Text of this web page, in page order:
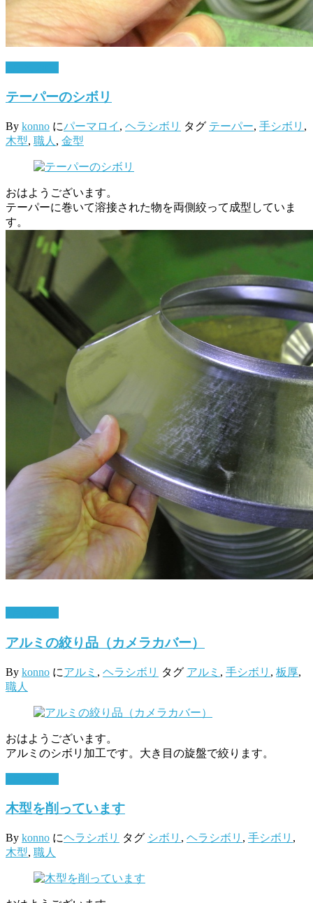
テーパーのシボリ
By konno にパーマロイ , ヘラシボリ タグ テーパー, 手シボリ ,
木型, 職人 , 金型
おはようございます。
テーパーに巻いて溶接された物を両側絞って成型していま
す。
アルミの絞り品（カメラカバー）
By konno にアルミ , ヘラシボリ タグ アルミ , 手シボリ , 板厚,
職人
おはようございます。
アルミのシボリ加工です。大き目の旋盤で絞ります。
木型を削っています
By konno にヘラシボリ タグ シボリ , ヘラシボリ , 手シボリ ,
木型, 職人